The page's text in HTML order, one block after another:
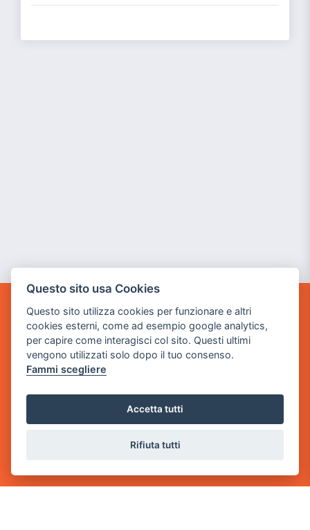
GAME WARP
BY POWER GAME SRL
Sede Legale
via Villaggio dei Platani, 3
Questo sito usa Cookies
Questo sito utilizza cookies per funzionare e altri
cookies esterni, come ad esempio google analytics,
per capire come interagisci col sito. Questi ultimi
vengono utilizzati solo dopo il tuo consenso.
Fammi scegliere
Accetta tutti
Rifiuta tutti